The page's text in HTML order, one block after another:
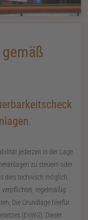
jederzeit in der Lage
zu steuern oder
dies technisch möglich
regelmäßig
Die Grundlage hierfür
(EnWG). Dieser